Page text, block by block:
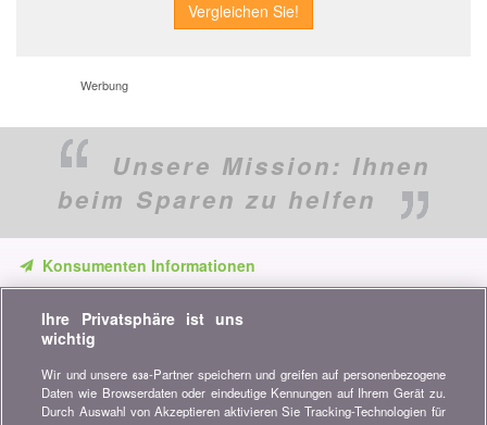
Werbung
Unsere Mission: Ihnen
beim Sparen zu helfen
Konsumenten Informationen
unsere Vergleiche, Ratschläge und Tipps in den Bereichen
Versicherung, Finanzen, Konsumgüter und vieles mehr...
Newsletter bestellen
Ihre Privatsphäre ist uns
wichtig
Wir und unsere 638-Partner speichern und greifen auf personenbezogene
Daten wie Browserdaten oder eindeutige Kennungen auf Ihrem Gerät zu.
Durch Auswahl von Akzeptieren aktivieren Sie Tracking-Technologien für